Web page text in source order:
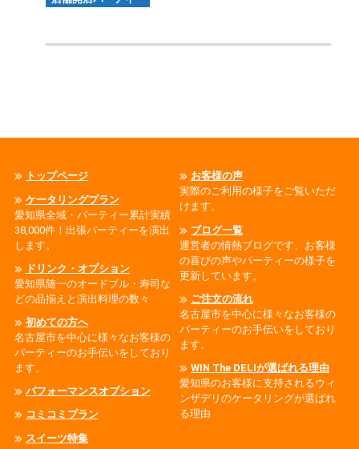
トップページ
ケータリングプラン
愛知県全域・パーティー累計実績
38,000件！出張パーティーを演出
します。
ドリンク・オプション
愛知県随一のオードブル・寿司な
どの品揃えと演出料理の数々
初めての方へ
名古屋市を中心に様々なお客様の
パーティーのお手伝いをしており
ます。
パフォーマンスオプション
コミコミプラン
スイーツ特集
お客様の声
実際のご利用の様子をご覧いただ
けます。
ブログ一覧
運営者の情熱ブログです、お客様
の喜びの声やパーティーの様子を
更新しています。
ご注文の流れ
名古屋市を中心に様々なお客様の
パーティーのお手伝いをしており
ます。
WIN The DELIが選ばれる理由
愛知県のお客様に支持されるウィ
ンザデリのケータリングが選ばれ
る理由